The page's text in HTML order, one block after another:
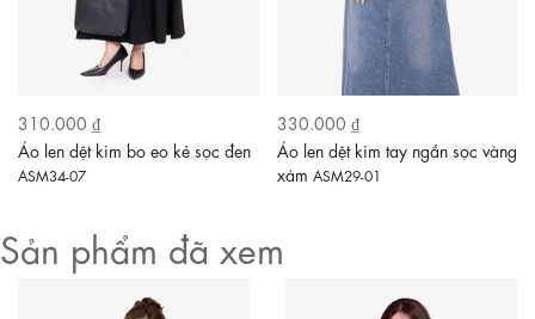
310.000 ₫
Áo len dệt kim bo eo kẻ sọc đen
ASM34-07
330.000 ₫
Áo len dệt kim tay ngắn sọc vàng
xám ASM29-01
Sản phẩm đã xem